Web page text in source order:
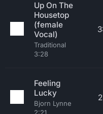
Up On The
Housetop
(female
Vocal)
Traditional
3:28
Feeling
Lucky
Bjorn Lynne